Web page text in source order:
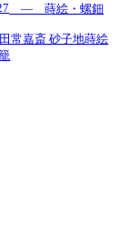
— 蒔絵・螺鈿
田常嘉斎 砂子地蒔絵